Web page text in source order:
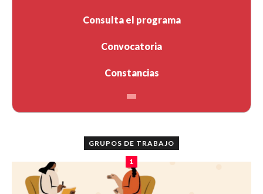
Consulta el programa
Convocatoria
Constancias
GRUPOS DE TRABAJO
1